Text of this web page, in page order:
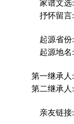
家谱文选:
抒怀留言:
起源省份:
起源地名:
第一继承人:
第二继承人:
亲友链接: